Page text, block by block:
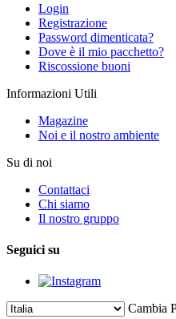
Login
Registrazione
Password dimenticata?
Dove è il mio pacchetto?
Riscossione buoni
Informazioni Utili
Magazine
Noi e il nostro ambiente
Su di noi
Contattaci
Chi siamo
Il nostro gruppo
Seguici su
Cambia